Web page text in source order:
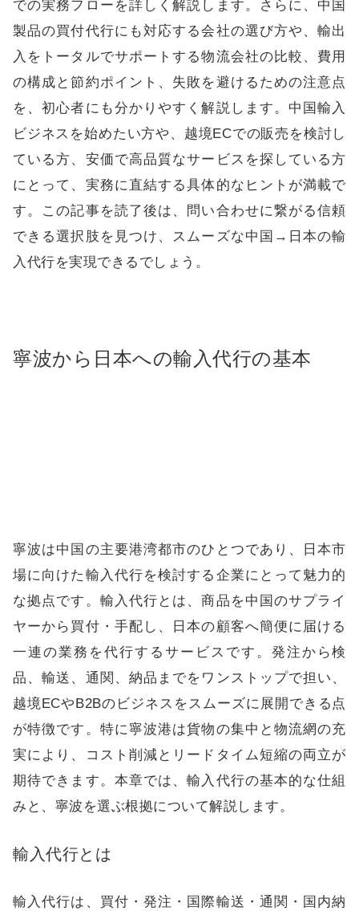
での実務フローを詳しく解説します。さらに、中国
製品の買付代行にも対応する会社の選び方や、輸出
入をトータルでサポートする物流会社の比較、費用
の構成と節約ポイント、失敗を避けるための注意点
を、初心者にも分かりやすく解説します。中国輸入
ビジネスを始めたい方や、越境ECでの販売を検討し
ている方、安価で高品質なサービスを探している方
にとって、実務に直結する具体的なヒントが満載で
す。この記事を読了後は、問い合わせに繋がる信頼
できる選択肢を見つけ、スムーズな中国→日本の輸
入代行を実現できるでしょう。
寧波から日本への輸入代行の基本
寧波は中国の主要港湾都市のひとつであり、日本市
場に向けた輸入代行を検討する企業にとって魅力的
な拠点です。輸入代行とは、商品を中国のサプライ
ヤーから買付・手配し、日本の顧客へ簡便に届ける
一連の業務を代行するサービスです。発注から検
品、輸送、通関、納品までをワンストップで担い、
越境ECやB2Bのビジネスをスムーズに展開できる点
が特徴です。特に寧波港は貨物の集中と物流網の充
実により、コスト削減とリードタイム短縮の両立が
期待できます。本章では、輸入代行の基本的な仕組
みと、寧波を選ぶ根拠について解説します。
輸入代行とは
輸入代行は、買付・発注・国際輸送・通関・国内納